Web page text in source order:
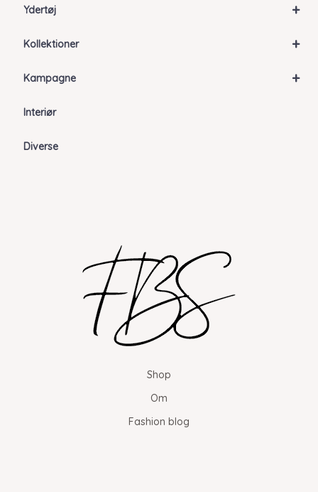
+
Ydertøj
+
Kollektioner
+
Kampagne
Interiør
Diverse
Shop
Om
Fashion blog